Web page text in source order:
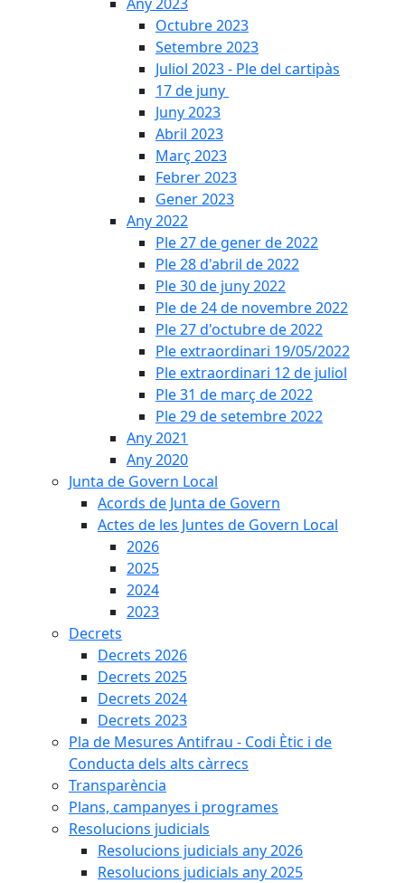
Octubre 2023
Setembre 2023
Juliol 2023 - Ple del cartipàs
17 de juny
Juny 2023
Abril 2023
Març 2023
Febrer 2023
Gener 2023
Any 2022
Ple 27 de gener de 2022
Ple 28 d'abril de 2022
Ple 30 de juny 2022
Ple de 24 de novembre 2022
Ple 27 d'octubre de 2022
Ple extraordinari 19/05/2022
Ple extraordinari 12 de juliol
Ple 31 de març de 2022
Ple 29 de setembre 2022
Any 2021
Any 2020
Junta de Govern Local
Acords de Junta de Govern
Actes de les Juntes de Govern Local
2026
2025
2024
2023
Decrets
Decrets 2026
Decrets 2025
Decrets 2024
Decrets 2023
Pla de Mesures Antifrau - Codi Ètic i de
Conducta dels alts càrrecs
Transparència
Plans, campanyes i programes
Resolucions judicials
Resolucions judicials any 2026
Resolucions judicials any 2025